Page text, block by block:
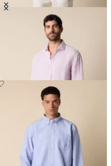
Camicia Regular Fit in Lino con